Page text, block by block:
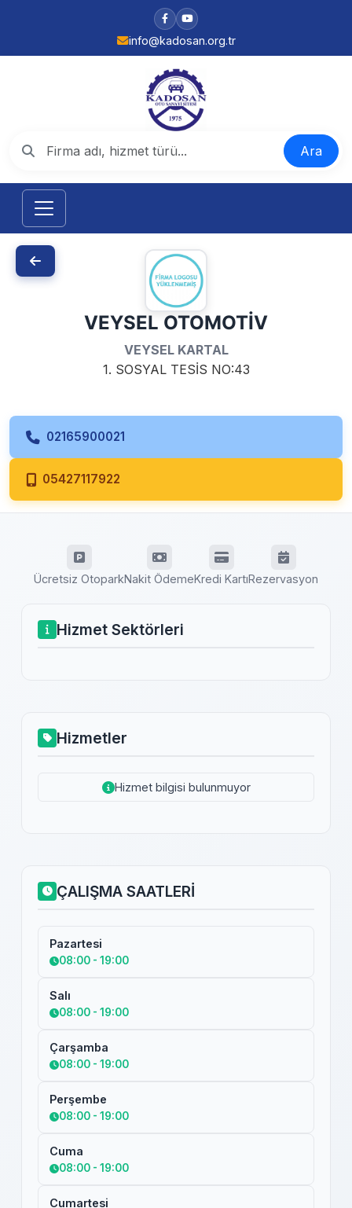
info@kadosan.org.tr
Ara
VEYSEL OTOMOTİV
VEYSEL KARTAL
1. SOSYAL TESİS NO:43
02165900021
05427117922
Ücretsiz OtoparkNakit ÖdemeKredi KartıRezervasyon
Hizmet Sektörleri
Hizmetler
Hizmet bilgisi bulunmuyor
ÇALIŞMA SAATLERİ
Pazartesi
08:00 - 19:00
Salı
08:00 - 19:00
Çarşamba
08:00 - 19:00
Perşembe
08:00 - 19:00
Cuma
08:00 - 19:00
Cumartesi